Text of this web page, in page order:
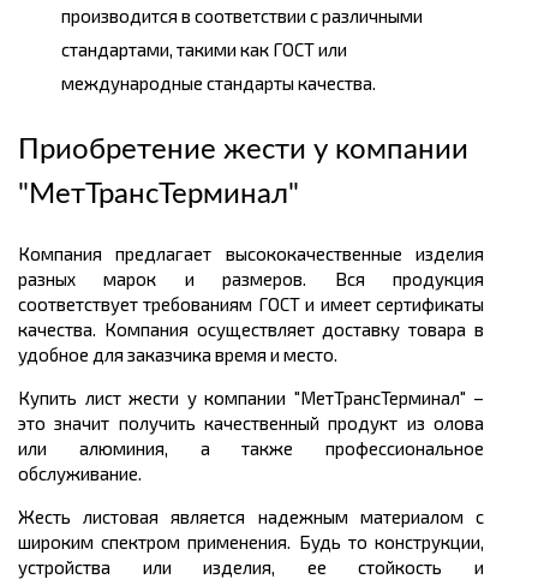
производится в соответствии с различными
стандартами, такими как ГОСТ или
международные стандарты качества.
Приобретение жести у компании
"МетТрансТерминал"
Компания предлагает высококачественные изделия
разных марок и размеров. Вся продукция
соответствует требованиям ГОСТ и имеет сертификаты
качества. Компания осуществляет доставку товара в
удобное для заказчика время и место.
Купить лист жести у компании "МетТрансТерминал" –
это значит получить качественный продукт из олова
или алюминия, а также профессиональное
обслуживание.
Жесть листовая является надежным материалом с
широким спектром применения. Будь то конструкции,
устройства или изделия, ее стойкость и